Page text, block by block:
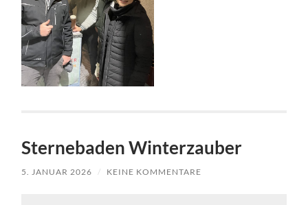
Sternebaden Winterzauber
5. JANUAR 2026 / KEINE KOMMENTARE